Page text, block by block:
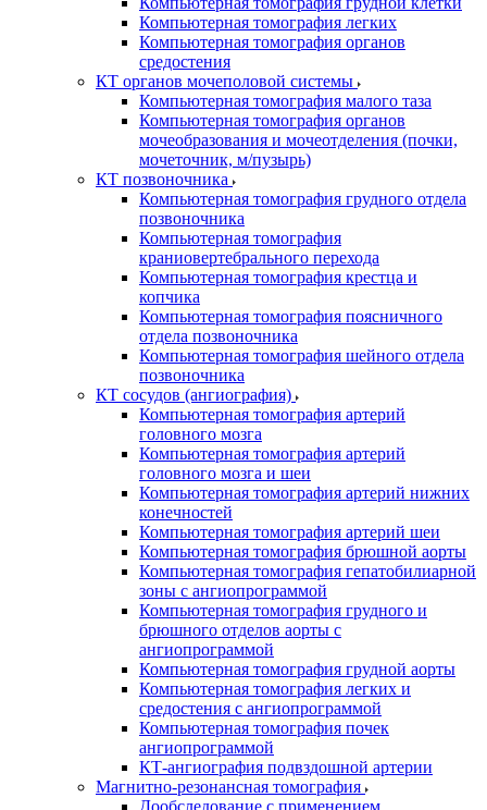
Компьютерная томография легких
Компьютерная томография органов
средостения
КТ органов мочеполовой системы
Компьютерная томография малого таза
Компьютерная томография органов
мочеобразования и мочеотделения (почки,
мочеточник, м/пузырь)
КТ позвоночника
Компьютерная томография грудного отдела
позвоночника
Компьютерная томография
краниовертебрального перехода
Компьютерная томография крестца и
копчика
Компьютерная томография поясничного
отдела позвоночника
Компьютерная томография шейного отдела
позвоночника
КТ сосудов (ангиография)
Компьютерная томография артерий
головного мозга
Компьютерная томография артерий
головного мозга и шеи
Компьютерная томография артерий нижних
конечностей
Компьютерная томография артерий шеи
Компьютерная томография брюшной аорты
Компьютерная томография гепатобилиарной
зоны с ангиопрограммой
Компьютерная томография грудного и
брюшного отделов аорты с
ангиопрограммой
Компьютерная томография грудной аорты
Компьютерная томография легких и
средостения с ангиопрограммой
Компьютерная томография почек
ангиопрограммой
КТ-ангиография подвздошной артерии
Магнитно-резонансная томография
Дообследование с применением